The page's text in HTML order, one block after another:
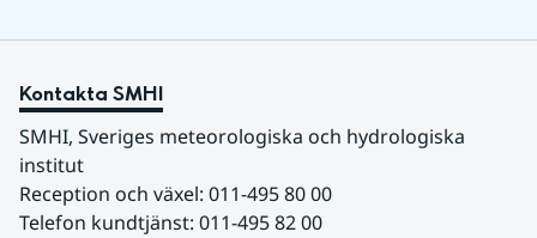
Kontakta SMHI
SMHI, Sveriges meteorologiska och hydrologiska
institut
Reception och växel: 011-495 80 00
Telefon kundtjänst: 011-495 82 00